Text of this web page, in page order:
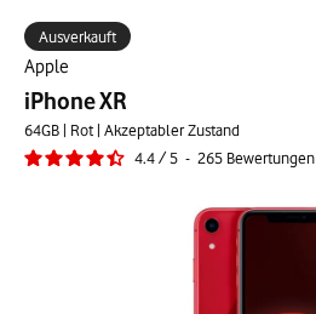
Apple
iPhone XR
64GB | Rot | Akzeptabler Zustand
4.4/5 - 265 Bewertungen
Ausverkauft